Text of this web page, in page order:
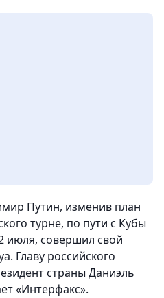
Путин, изменив план
турне, по пути с Кубы
июля, совершил свой
Главу российского
страны Даниэль
«Интерфакс».